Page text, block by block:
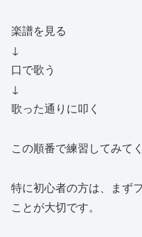
楽譜を見る
↓
口で歌う
↓
歌った通りに叩く
この順番で練習してみて
特に初心者の方は、まず
ことが大切です。